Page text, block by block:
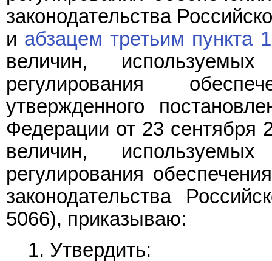
законодательства
и абзацем третьим пункта
величин,
регулирования
утвержденного
Федерации от 23 сентября
величин,
регулирования
законодательства
5066), приказываю:
1. Утвердить: